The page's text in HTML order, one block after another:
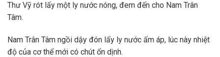
Thư Vỹ rót lấy một ly nước nóng, đem đến cho Nam Trân
Tâm.
Nam Trân Tâm ngồi dậy đón lấy ly nước ấm áp, lúc này nhiệt
độ của cơ thể mới có chút ổn dịnh.